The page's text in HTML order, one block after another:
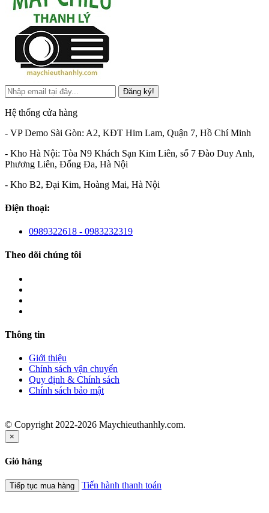
Đăng ký!
Hệ thống cửa hàng
- VP Demo Sài Gòn: A2, KĐT Him Lam, Quận 7, Hồ Chí Minh
- Kho Hà Nội: Tòa N9 Khách Sạn Kim Liên, số 7 Đào Duy Anh,
Phương Liên, Đống Đa, Hà Nội
- Kho B2, Đại Kim, Hoàng Mai, Hà Nội
Điện thoại:
0989322618 - 0983232319
Theo dõi chúng tôi
Thông tin
Giới thiệu
Chính sách vận chuyển
Quy định & Chính sách
Chính sách bảo mật
© Copyright 2022-2026 Maychieuthanhly.com.
×
Giỏ hàng
Tiếp tục mua hàng Tiến hành thanh toán